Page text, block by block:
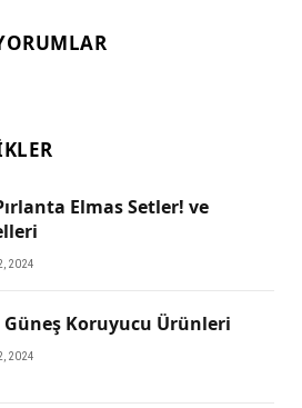
Elmas Setler! ve
2024
Güneş Koruyucu Ürünleri
2024